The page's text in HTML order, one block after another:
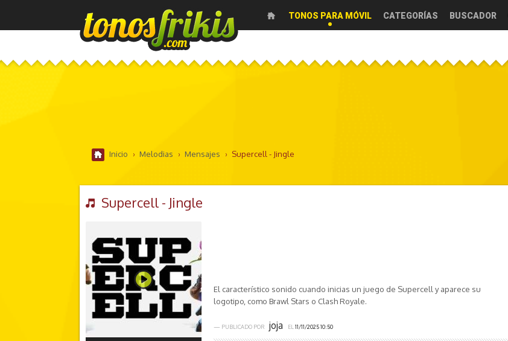
TONOS PARA MÓVIL CATEGORÍAS BUSCADOR
Inicio › Melodias › Mensajes › Supercell - Jingle
Supercell - Jingle
El característico sonido cuando inicias un juego de Supercell y aparece su
logotipo, como Brawl Stars o Clash Royale.
— PUBLICADO POR joja EL 11/11/2025 10:50